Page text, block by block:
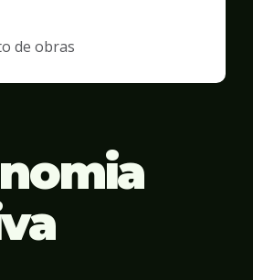
de obras